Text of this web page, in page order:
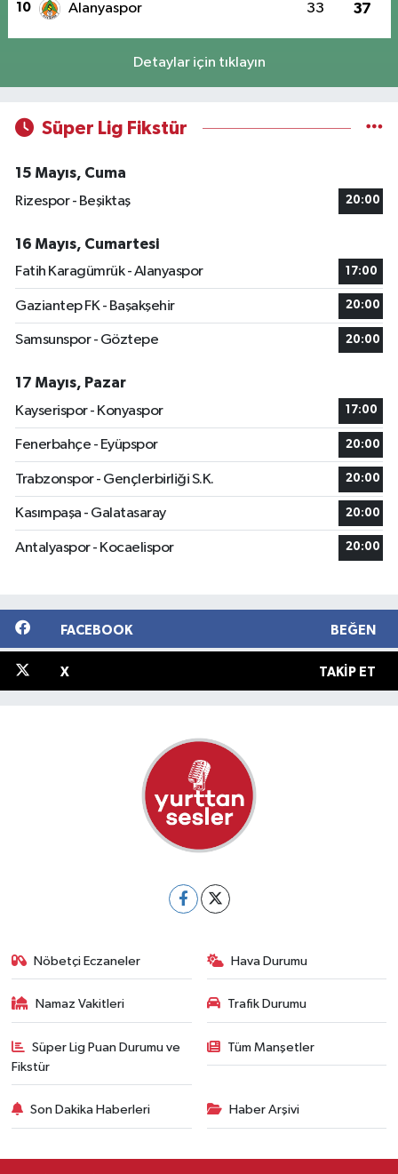
10 Alanyaspor 33 37
Detaylar için tıklayın
Süper Lig Fikstür
15 Mayıs, Cuma
Rizespor - Beşiktaş
20:00
16 Mayıs, Cumartesi
Fatih Karagümrük - Alanyaspor
17:00
Gaziantep FK - Başakşehir 20:00
Samsunspor - Göztepe 20:00
17 Mayıs, Pazar
Kayserispor - Konyaspor
17:00
Fenerbahçe - Eyüpspor 20:00
Trabzonspor - Gençlerbirliği S.K. 20:00
Kasımpaşa - Galatasaray 20:00
Antalyaspor - Kocaelispor 20:00
FACEBOOK BEĞEN
X TAKIP ET
Nöbetçi Eczaneler Hava Durumu
Namaz Vakitleri Trafik Durumu
Süper Lig Puan Durumu ve
Fikstür
Tüm Manşetler
Son Dakika Haberleri Haber Arşivi